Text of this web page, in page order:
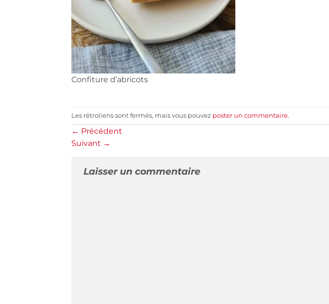
Confiture d’abricots
Les rétroliens sont fermés, mais vous pouvez poster un commentaire.
← Précédent
Suivant →
Laisser un commentaire